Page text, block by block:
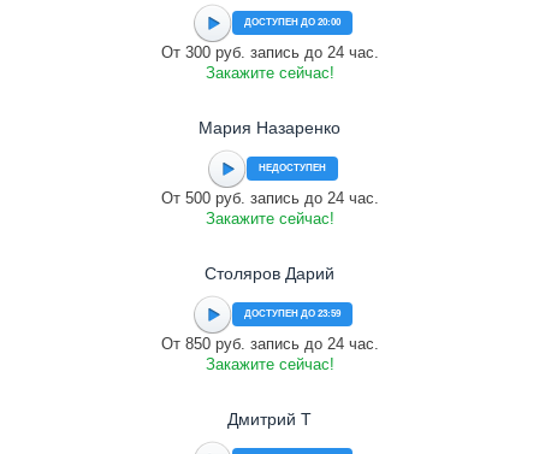
ДОСТУПЕН ДО 20:00
От 300 руб. запись до 24 час.
Закажите сейчас!
Мария Назаренко
НЕДОСТУПЕН
От 500 руб. запись до 24 час.
Закажите сейчас!
Столяров Дарий
ДОСТУПЕН ДО 23:59
От 850 руб. запись до 24 час.
Закажите сейчас!
Дмитрий Т